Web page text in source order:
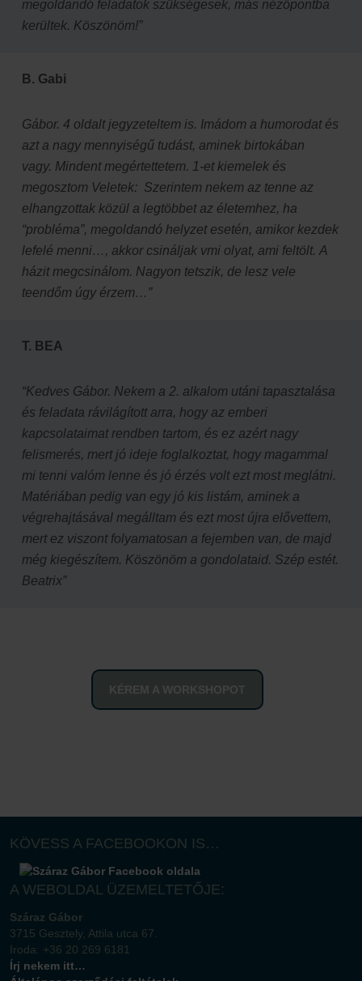
megoldandó feladatok szükségesek, más nézőpontba
kerültek. Köszönöm!”
B. Gabi
Gábor. 4 oldalt jegyzeteltem is. Imádom a humorodat és
azt a nagy mennyiségű tudást, aminek birtokában
vagy. Mindent megértettetem. 1-et kiemelek és
megosztom Veletek: Szerintem nekem az tenne az
elhangzottak közül a legtöbbet az életemhez, ha
“probléma”, megoldandó helyzet esetén, amikor kezdek
lefelé menni…, akkor csináljak vmi olyat, ami feltölt. A
házit megcsinálom. Nagyon tetszik, de lesz vele
teendőm úgy érzem…”
T. BEA
“Kedves Gábor. Nekem a 2. alkalom utáni tapasztalása
és feladata rávilágított arra, hogy az emberi
kapcsolataimat rendben tartom, és ez azért nagy
felismerés, mert jó ideje foglalkoztat, hogy magammal
mi tenni valóm lenne és jó érzés volt ezt most meglátni.
Matériában pedig van egy jó kis listám, aminek a
végrehajtásával megálltam és ezt most újra elővettem,
mert ez viszont folyamatosan a fejemben van, de majd
még kiegészítem. Köszönöm a gondolataid. Szép estét.
Beatrix”
KÉREM A WORKSHOPOT
KÖVESS A FACEBOOKON IS…
A WEBOLDAL ÜZEMELTETŐJE:
Száraz Gábor
3715 Gesztely, Attila utca 67.
Iroda: +36 20 269 6181
Írj nekem itt…